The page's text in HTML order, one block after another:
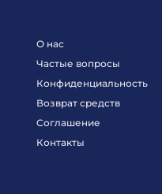
О нас
Частые вопросы
Конфиденциальность
Возврат средств
Соглашение
Контакты